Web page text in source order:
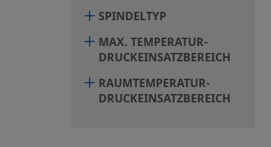
SPINDELTYP
MAX. TEMPERATUR-
DRUCKEINSATZBEREICH
RAUMTEMPERATUR-
DRUCKEINSATZBEREICH